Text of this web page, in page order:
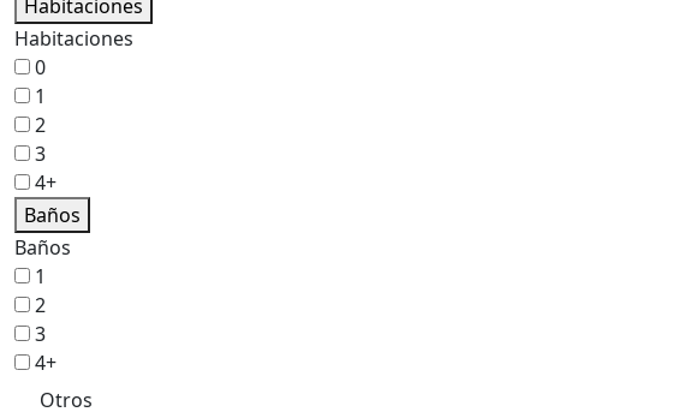
Habitaciones
Habitaciones
0
1
2
3
4+
Baños
Baños
1
2
3
4+
Otros